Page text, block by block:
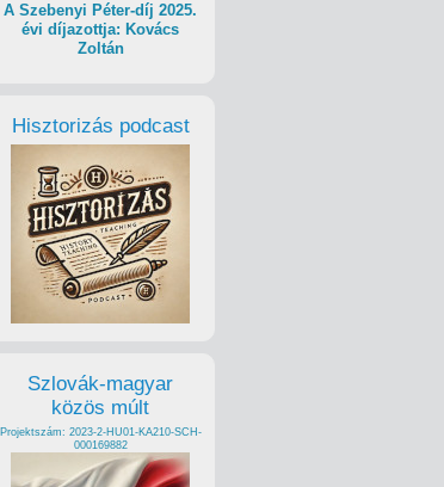
A Szebenyi Péter-díj 2025.
évi díjazottja: Kovács
Zoltán
Hisztorizás podcast
Szlovák-magyar
közös múlt
Projektszám: 2023-2-HU01-KA210-SCH-
000169882